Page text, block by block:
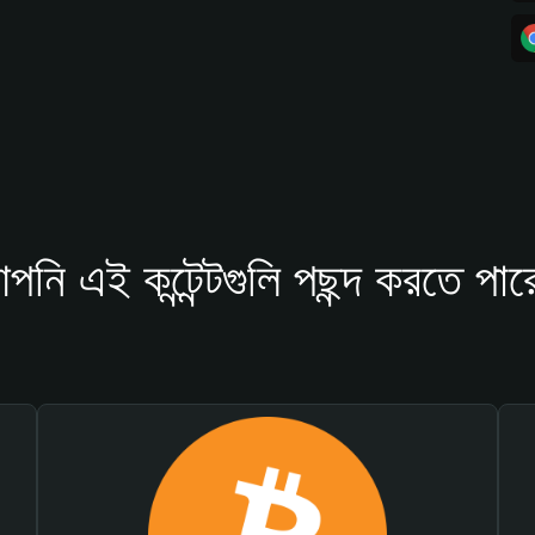
এই কন্টেন্টগুলি পছন্দ করতে